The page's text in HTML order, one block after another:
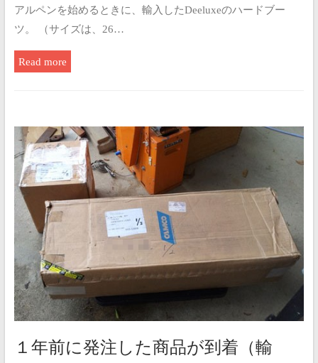
アルペンを始めるときに、輸入したDeeluxeのハードブー
ツ。 （サイズは、26…
Read more
１年前に発注した商品が到着（輸